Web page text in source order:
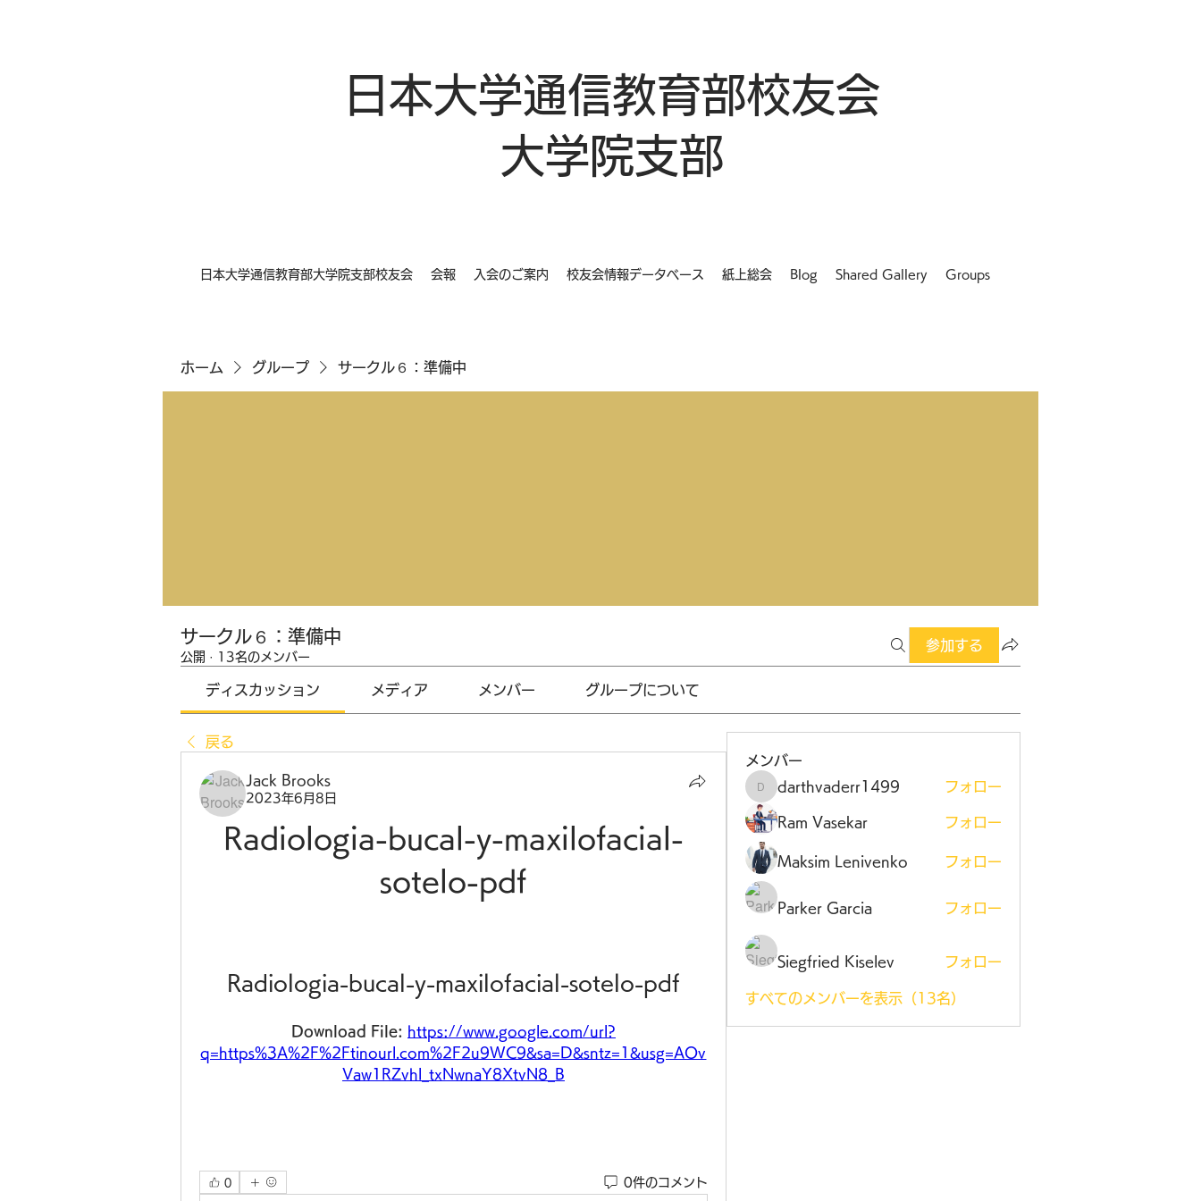
日本大学通信教育部校友会
大学院支部
日本大学通信教育部大学院支部校友会 会報 入会のご案内 校友会情報データベース 紙上総会 Blog Shared Gallery Groups
ホーム グループ サークル６：準備中
サークル６：準備中
公開 · 13名のメンバー
参加する
ディスカッション メディア メンバー グループについて
戻る
Jack Brooks
2023年6月8日
Radiologia-bucal-y-maxilofacial-
sotelo-pdf
Radiologia-bucal-y-maxilofacial-sotelo-pdf
Download File: https://www.google.com/url?
q=https%3A%2F%2Ftinourl.com%2F2u9WC9&sa=D&sntz=1&usg=AOv
Vaw1RZvhl_txNwnaY8XtvN8_B
0 0件のコメント
メンバー
darthvaderr1499
darthvaderr1499 フォロー
Ram Vasekar フォロー
Maksim Lenivenko フォロー
Parker Garcia フォロー
Siegfried Kiselev フォロー
すべてのメンバーを表示（13名）